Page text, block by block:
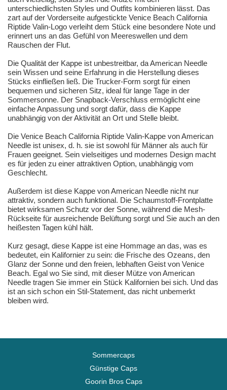
unterschiedlichsten Styles und Outfits kombinieren lässt. Das
zart auf der Vorderseite aufgestickte Venice Beach California
Riptide Valin-Logo verleiht dem Stück eine besondere Note und
erinnert uns an das Gefühl von Meereswellen und dem
Rauschen der Flut.
Die Qualität der Kappe ist unbestreitbar, da American Needle
sein Wissen und seine Erfahrung in die Herstellung dieses
Stücks einfließen ließ. Die Trucker-Form sorgt für einen
bequemen und sicheren Sitz, ideal für lange Tage in der
Sommersonne. Der Snapback-Verschluss ermöglicht eine
einfache Anpassung und sorgt dafür, dass die Kappe
unabhängig von der Aktivität an Ort und Stelle bleibt.
Die Venice Beach California Riptide Valin-Kappe von American
Needle ist unisex, d. h. sie ist sowohl für Männer als auch für
Frauen geeignet. Sein vielseitiges und modernes Design macht
es für jeden zu einer attraktiven Option, unabhängig vom
Geschlecht.
Außerdem ist diese Kappe von American Needle nicht nur
attraktiv, sondern auch funktional. Die Schaumstoff-Frontplatte
bietet wirksamen Schutz vor der Sonne, während die Mesh-
Rückseite für ausreichende Belüftung sorgt und Sie auch an den
heißesten Tagen kühl hält.
Kurz gesagt, diese Kappe ist eine Hommage an das, was es
bedeutet, ein Kalifornier zu sein: die Frische des Ozeans, den
Glanz der Sonne und den freien, lebhaften Geist von Venice
Beach. Egal wo Sie sind, mit dieser Mütze von American
Needle tragen Sie immer ein Stück Kalifornien bei sich. Und das
ist an sich schon ein Stil-Statement, das nicht unbemerkt
bleiben wird.
Sommercaps
Günstige Caps
Goorin Bros Caps